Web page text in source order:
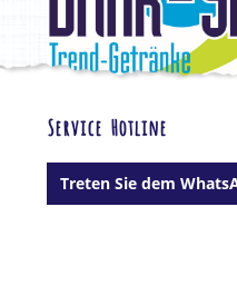
Service Hotline
Treten Sie dem